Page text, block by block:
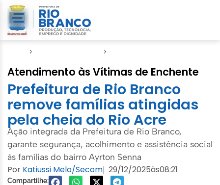
› ›
Atendimento às Vítimas de Enchente
Prefeitura de Rio Branco
remove famílias atingidas
pela cheia do Rio Acre
Ação integrada da Prefeitura de Rio Branco,
garante segurança, acolhimento e assistência social
às famílias do bairro Ayrton Senna
Por Katiussi Melo/Secom| 29/12/2025às08:21
Compartilhe: